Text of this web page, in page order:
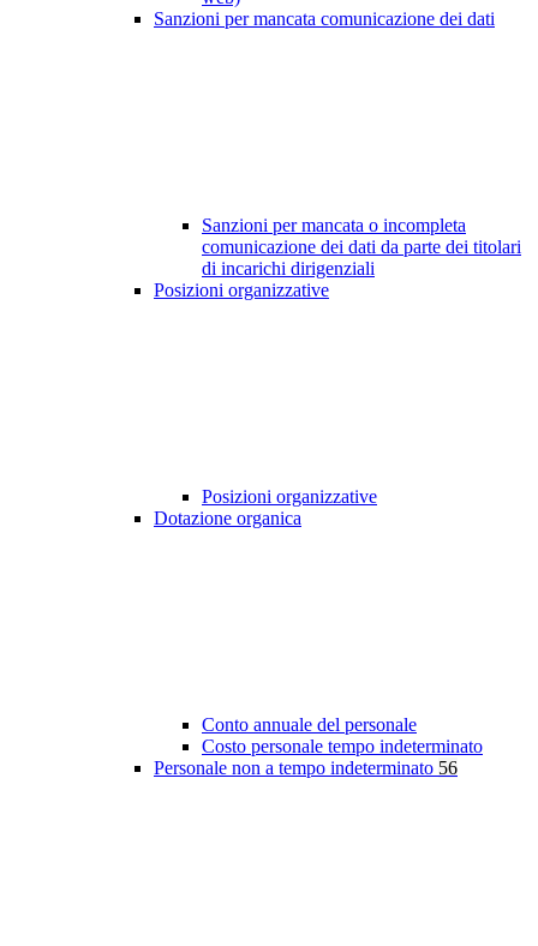
Sanzioni per mancata comunicazione dei dati
Sanzioni per mancata o incompleta
comunicazione dei dati da parte dei titolari
di incarichi dirigenziali
Posizioni organizzative
Posizioni organizzative
Dotazione organica
Conto annuale del personale
Costo personale tempo indeterminato
Personale non a tempo indeterminato 56